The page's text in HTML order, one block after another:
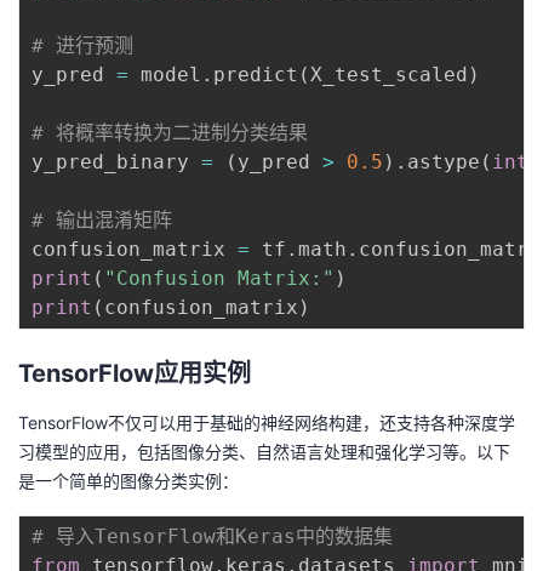
# 进行预测
y_pred = model . predict (X_test_scaled )
# 将概率转换为二进制分类结果
y_pred_binary = ( y_pred > 0.5 ) . astype ( int
# 输出混淆矩阵
confusion_matrix = tf . math .
print ( "Confusion Matrix:" )
print ( confusion_matrix )
TensorFlow应用实例
TensorFlow不仅可以用于基础的神经网络构建，还支持各种深度学
习模型的应用，包括图像分类、自然语言处理和强化学习等。以下
是一个简单的图像分类实例：
# 导入TensorFlow和Keras中的数据集
from tensorflow. keras . datasets import